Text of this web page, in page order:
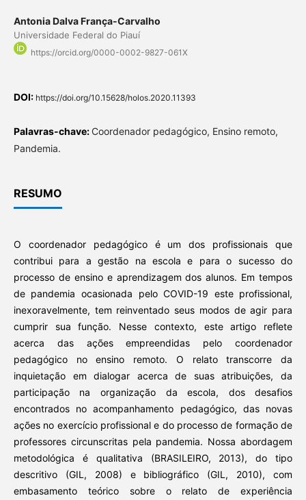
Antonia Dalva França-Carvalho
Universidade Federal do Piauí
https://orcid.org/0000-0002-9827-061X
DOI: https://doi.org/10.15628/holos.2020.11393
Palavras-chave: Coordenador pedagógico, Ensino remoto,
Pandemia.
RESUMO
O coordenador pedagógico é um dos profissionais que
contribui para a gestão na escola e para o sucesso do
processo de ensino e aprendizagem dos alunos. Em tempos
de pandemia ocasionada pelo COVID-19 este profissional,
inexoravelmente, tem reinventado seus modos de agir para
cumprir sua função. Nesse contexto, este artigo reflete
acerca das ações empreendidas pelo coordenador
pedagógico no ensino remoto. O relato transcorre da
inquietação em dialogar acerca de suas atribuições, da
participação na organização da escola, dos desafios
encontrados no acompanhamento pedagógico, das novas
ações no exercício profissional e do processo de formação de
professores circunscritas pela pandemia. Nossa abordagem
metodológica é qualitativa (BRASILEIRO, 2013), do tipo
descritivo (GIL, 2008) e bibliográfico (GIL, 2010), com
embasamento teórico sobre o relato de experiência